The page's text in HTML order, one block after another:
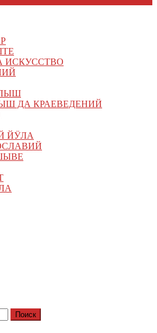
ИСКУССТВО
ДА КРАЕВЕДЕНИЙ
ЙӰЛА